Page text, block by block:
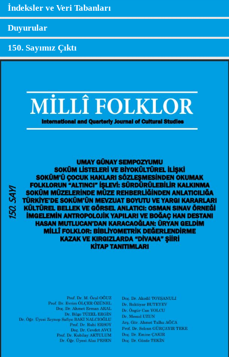
İndeksler ve Veri Tabanları
Duyurular
150. Sayımız Çıktı